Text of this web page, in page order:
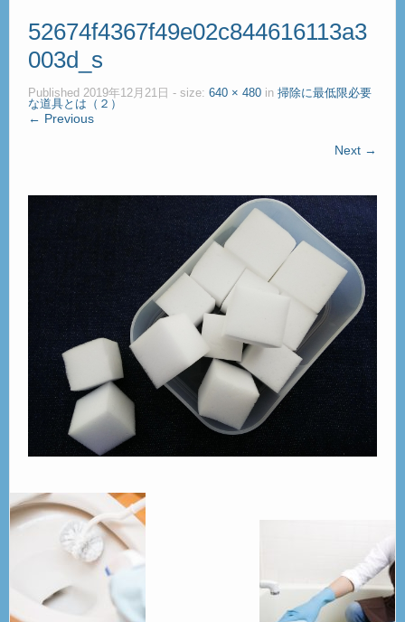
– Size Price –
– Agreement –
交通アクセス
– Access –
会社案内
– Company –
お問合せ
– Query –
52674f4367f49e02c844616113a3
003d_s
Published 2019年12月21日 - size: 640 × 480 in 掃除に最低限必要
な道具とは（２）
← Previous
Next →